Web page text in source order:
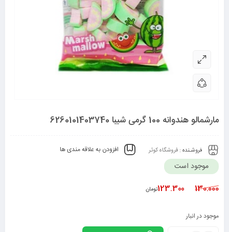
مارشمالو هندوانه 100 گرمی شیبا 6260101403740
فروشـنده : فروشگاه کوثر افزودن به علاقه مندی ها
موجود است
130.000
123.300تومان
موجود در انبار